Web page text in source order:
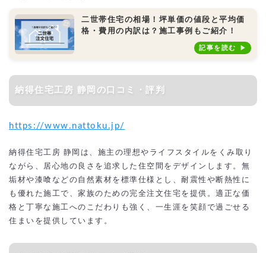
二世帯住宅の相場！坪単価の値段と平均価
格・費用の内訳は？施工事例もご紹介！
記事を読む
納得住宅工房 静岡の口コミ・評判
https://www.nattoku.jp/
納得住宅工房 静岡は、施主の理想やライフスタイルをくみ取り
ながら、居心地の良さを追求した住空間をデザインします。無
垢材や漆喰などの自然素材を標準仕様とし、耐震性や断熱性に
も優れた施工で、家族のための完全注文住宅を提供。適正な価
格と丁寧な施工へのこだわりも強く、一生涯を笑顔で過ごせる
住まいを提供しています。